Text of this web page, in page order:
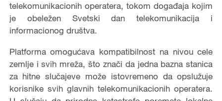
telekomunikacionih operatera, tokom događaja kojim
je obeležen Svetski dan telekomunikacija i
informacionog društva.
Platforma omogućava kompatibilnost na nivou cele
zemlje i svih mreža, što znači da jedna bazna stanica
za hitne slučajeve može istovremeno da opslužuje
korisnike svih glavnih telekomunikacionih operatera.